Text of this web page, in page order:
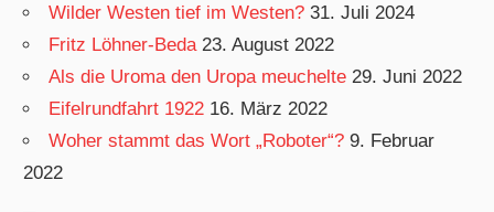
e
Wilder Westen tief im Westen? 31. Juli 2024
Fritz Löhner-Beda 23. August 2022
Als die Uroma den Uropa meuchelte 29. Juni 2022
Eifelrundfahrt 1922 16. März 2022
Woher stammt das Wort „Roboter“? 9. Februar
2022